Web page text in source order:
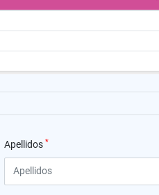
Apellidos *